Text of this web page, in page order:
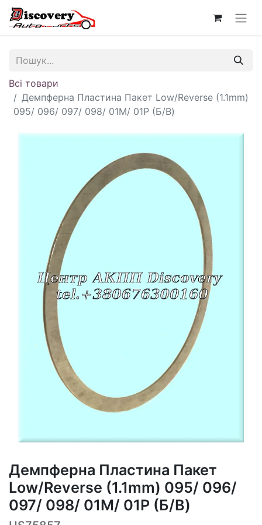
Всі товари
Демпферна Пластина Пакет Low/Reverse (1.1mm)
095/ 096/ 097/ 098/ 01M/ 01P (Б/В)
Демпферна Пластина Пакет
Low/Reverse (1.1mm) 095/ 096/
097/ 098/ 01M/ 01P (Б/В)